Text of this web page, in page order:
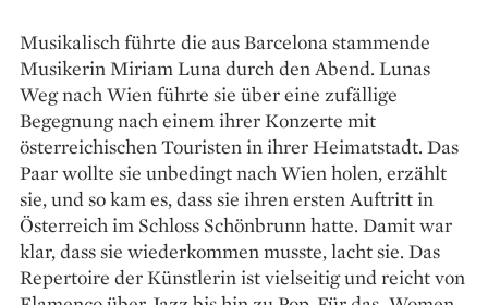
Musikalisch führte die aus Barcelona stammende
Musikerin Miriam Luna durch den Abend. Lunas
Weg nach Wien führte sie über eine zufällige
Begegnung nach einem ihrer Konzerte mit
österreichischen Touristen in ihrer Heimatstadt. Das
Paar wollte sie unbedingt nach Wien holen, erzählt
sie, und so kam es, dass sie ihren ersten Auftritt in
Österreich im Schloss Schönbrunn hatte. Damit war
klar, dass sie wiederkommen musste, lacht sie. Das
Repertoire der Künstlerin ist vielseitig und reicht von